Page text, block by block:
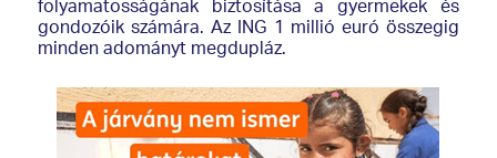
folyamatosságának biztosítása a gyermekek és
gondozóik számára. Az ING 1 millió euró összegig
minden adományt megdupláz.